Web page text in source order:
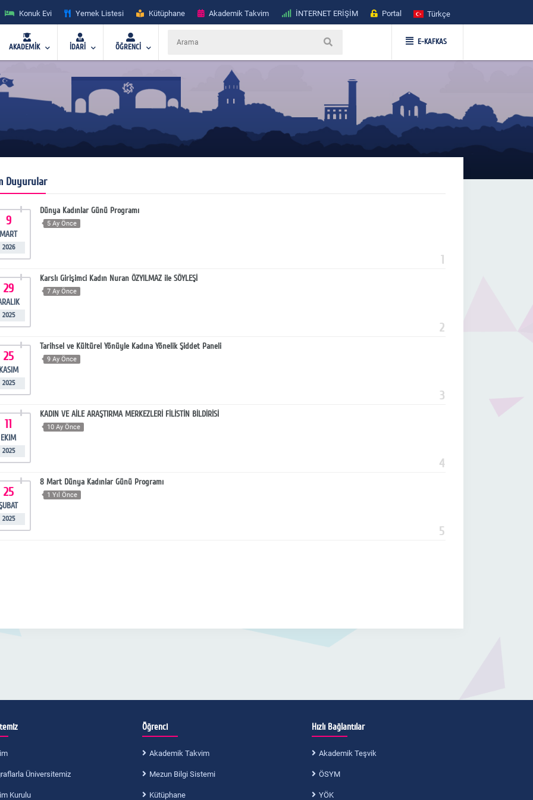
Konuk Evi Yemek Listesi Kütüphane Akademik Takvim İNTERNET ERİŞİM Portal Türkçe
AKADEMİK İDARİ ÖĞRENCİ
E-KAFKAS
Duyurular
9
MART
2026
Dünya Kadınlar Günü Programı
5 Ay Önce
1
29
2025
Karslı Girişimci Kadın Nuran ÖZYILMAZ ile SÖYLEŞİ
7 Ay Önce
2
25
KASIM
2025
Tarihsel ve Kültürel Yönüyle Kadına Yönelik Şiddet Paneli
9 Ay Önce
3
11
EKIM
2025
KADIN VE AİLE ARAŞTIRMA MERKEZLERİ FİLİSTİN BİLDİRİSİ
10 Ay Önce
4
25
2025
8 Mart Dünya Kadınlar Günü Programı
1 Yıl Önce
5
Üniversitemiz
Kurulu
Öğrenci
Akademik Takvim
Mezun Bilgi Sistemi
Kütüphane
Hızlı Bağlantılar
Akademik Teşvik
ÖSYM
YÖK